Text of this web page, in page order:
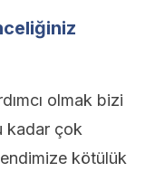
olmak bizi
kadar çok
kötülük